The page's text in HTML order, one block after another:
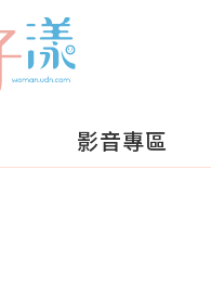
影音專區